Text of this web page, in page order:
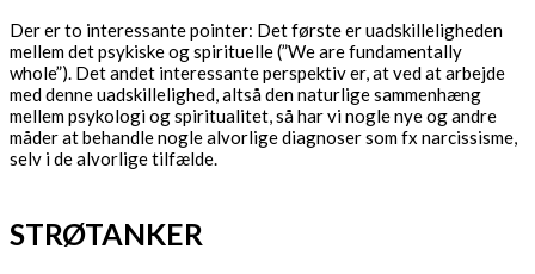
Der er to interessante pointer: Det første er uadskilleligheden
mellem det psykiske og spirituelle (”We are fundamentally
whole”). Det andet interessante perspektiv er, at ved at arbejde
med denne uadskillelighed, altså den naturlige sammenhæng
mellem psykologi og spiritualitet, så har vi nogle nye og andre
måder at behandle nogle alvorlige diagnoser som fx narcissisme,
selv i de alvorlige tilfælde.
STRØTANKER